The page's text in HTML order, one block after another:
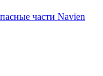
части Navien